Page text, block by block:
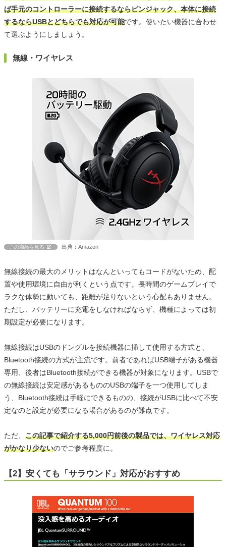
ば手元のコントローラーに接続するならピンジャック、本体に接続
するならUSBとどちらでも対応が可能です。使いたい機器に合わせ
て選ぶようにしましょう。
無線・ワイヤレス
この商品を見る 出典：Amazon
無線接続の最大のメリットはなんといってもコードがないため、配
置や使用環境に自由が利くという点です。長時間のゲームプレイで
ラクな体勢に動いても、距離が足りないという心配もありません。
ただし、バッテリーに充電をしなければならず、機種によっては初
期設定が必要になります。
無線接続はUSBのドングルを接続機器に挿して使用する方式と、
Bluetooth接続の方式が主流です。前者であればUSB端子がある機器
専用、後者はBluetooth接続ができる機器が対象になります。USBで
の無線接続は安定感があるもののUSBの端子を一つ使用してしま
う、Bluetooth接続は手軽にできるものの、接続がUSBに比べて不安
定なのと設定が必要になる場合があるのが難点です。
ただ、 この記事で紹介する5,000円前後の製品では、ワイヤレス対応
がかなり少ないのでご参考程度に。
【2】安くても「サラウンド」対応がおすすめ